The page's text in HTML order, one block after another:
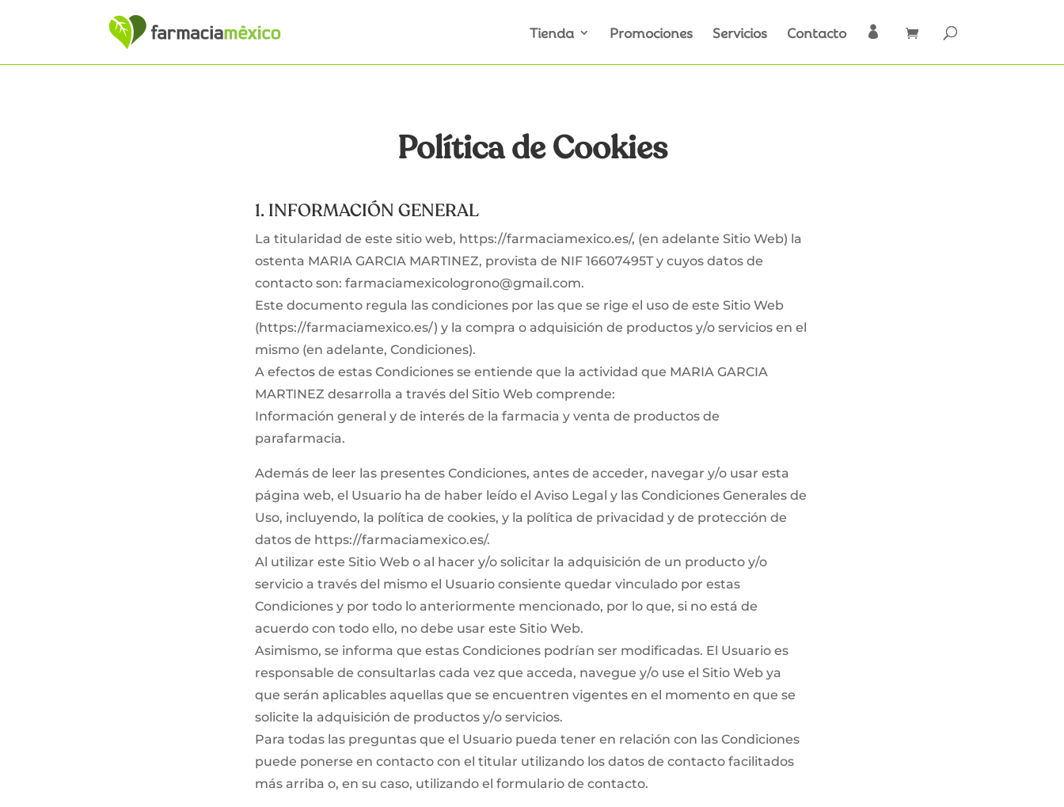
Tienda Promociones Servicios Contacto 
Política de Cookies
1. INFORMACIÓN GENERAL
La titularidad de este sitio web, https://farmaciamexico.es/, (en adelante Sitio Web) la
ostenta MARIA GARCIA MARTINEZ, provista de NIF 16607495T y cuyos datos de
contacto son: farmaciamexicologrono@gmail.com.
Este documento regula las condiciones por las que se rige el uso de este Sitio Web
(https://farmaciamexico.es/) y la compra o adquisición de productos y/o servicios en el
mismo (en adelante, Condiciones).
A efectos de estas Condiciones se entiende que la actividad que MARIA GARCIA
MARTINEZ desarrolla a través del Sitio Web comprende:
Información general y de interés de la farmacia y venta de productos de
parafarmacia.
Además de leer las presentes Condiciones, antes de acceder, navegar y/o usar esta
página web, el Usuario ha de haber leído el Aviso Legal y las Condiciones Generales de
Uso, incluyendo, la política de cookies, y la política de privacidad y de protección de
datos de https://farmaciamexico.es/.
Al utilizar este Sitio Web o al hacer y/o solicitar la adquisición de un producto y/o
servicio a través del mismo el Usuario consiente quedar vinculado por estas
Condiciones y por todo lo anteriormente mencionado, por lo que, si no está de
acuerdo con todo ello, no debe usar este Sitio Web.
Asimismo, se informa que estas Condiciones podrían ser modificadas. El Usuario es
responsable de consultarlas cada vez que acceda, navegue y/o use el Sitio Web ya
que serán aplicables aquellas que se encuentren vigentes en el momento en que se
solicite la adquisición de productos y/o servicios.
Para todas las preguntas que el Usuario pueda tener en relación con las Condiciones
puede ponerse en contacto con el titular utilizando los datos de contacto facilitados
más arriba o, en su caso, utilizando el formulario de contacto.